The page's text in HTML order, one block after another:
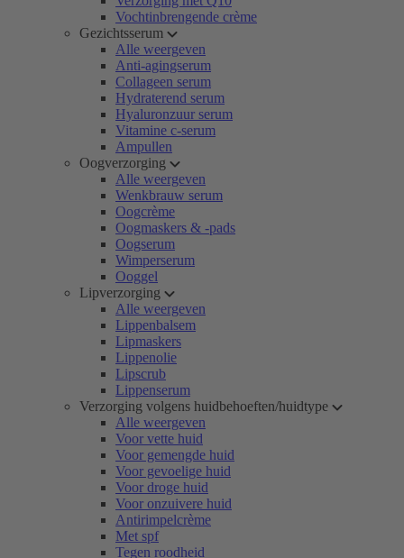
Vochtinbrengende crème
Gezichtsserum
Alle weergeven
Anti-agingserum
Collageen serum
Hydraterend serum
Hyaluronzuur serum
Vitamine c-serum
Ampullen
Oogverzorging
Alle weergeven
Wenkbrauw serum
Oogcrème
Oogmaskers & -pads
Oogserum
Wimperserum
Ooggel
Lipverzorging
Alle weergeven
Lippenbalsem
Lipmaskers
Lippenolie
Lipscrub
Lippenserum
Verzorging volgens huidbehoeften/huidtype
Alle weergeven
Voor vette huid
Voor gemengde huid
Voor gevoelige huid
Voor droge huid
Voor onzuivere huid
Antirimpelcrème
Met spf
Tegen roodheid